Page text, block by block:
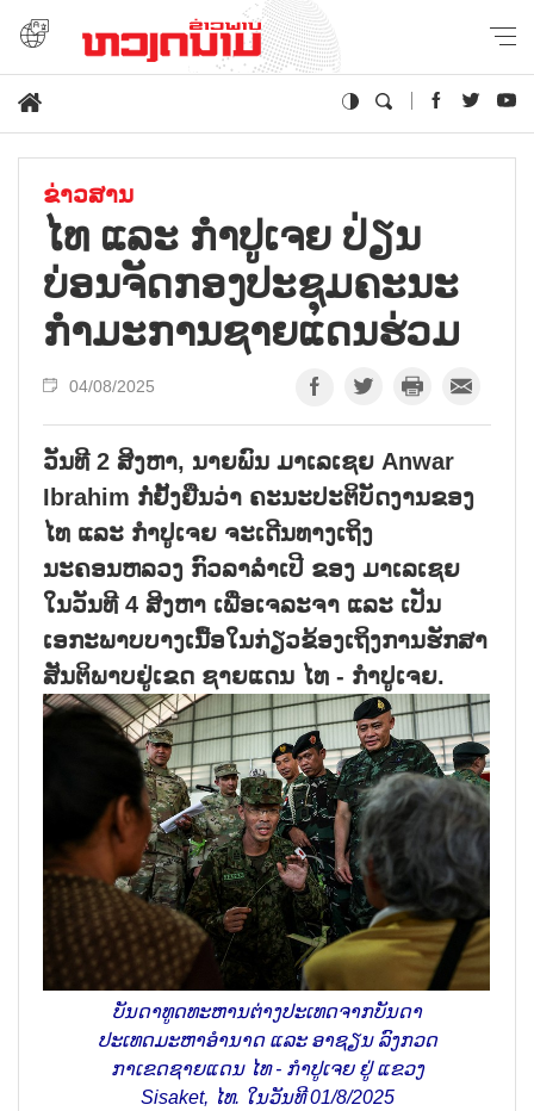
ຂ່າວສານ
ໄທ ແລະ ກຳປູເຈຍ ປ່ຽນ
ບ່ອນຈັດກອງປະຊຸມຄະນະ
ກຳມະການຊາຍແດນຮ່ວມ
04/08/2025
ວັນທີ 2 ສິງຫາ, ນາຍພົນ ມາເລເຊຍ Anwar
Ibrahim ກໍ່ຢັ້ງຢືນວ່າ ຄະນະປະຕິບັດງານຂອງ
ໄທ ແລະ ກຳປູເຈຍ ຈະເດີນທາງເຖິງ
ນະຄອນຫລວງ ກົວລາລຳເປີ ຂອງ ມາເລເຊຍ
ໃນວັນທີ 4 ສິງຫາ ເພື່ອເຈລະຈາ ແລະ ເປັນ
ເອກະພາບບາງເນື້ອໃນກ່ຽວຂ້ອງເຖິງການຮັກສາ
ສັນຕິພາບຢູ່ເຂດ ຊາຍແດນ ໄທ - ກຳປູເຈຍ.
ບັນດາທູດທະຫານຕ່າງປະເທດຈາກບັນດາ
ປະເທດມະຫາອຳນາດ ແລະ ອາຊຽນ ລົງກວດ
ກາເຂດຊາຍແດນ ໄທ - ກຳປູເຈຍ ຢູ່ ແຂວງ
Sisaket, ໄທ. ໃນວັນທີ 01/8/2025